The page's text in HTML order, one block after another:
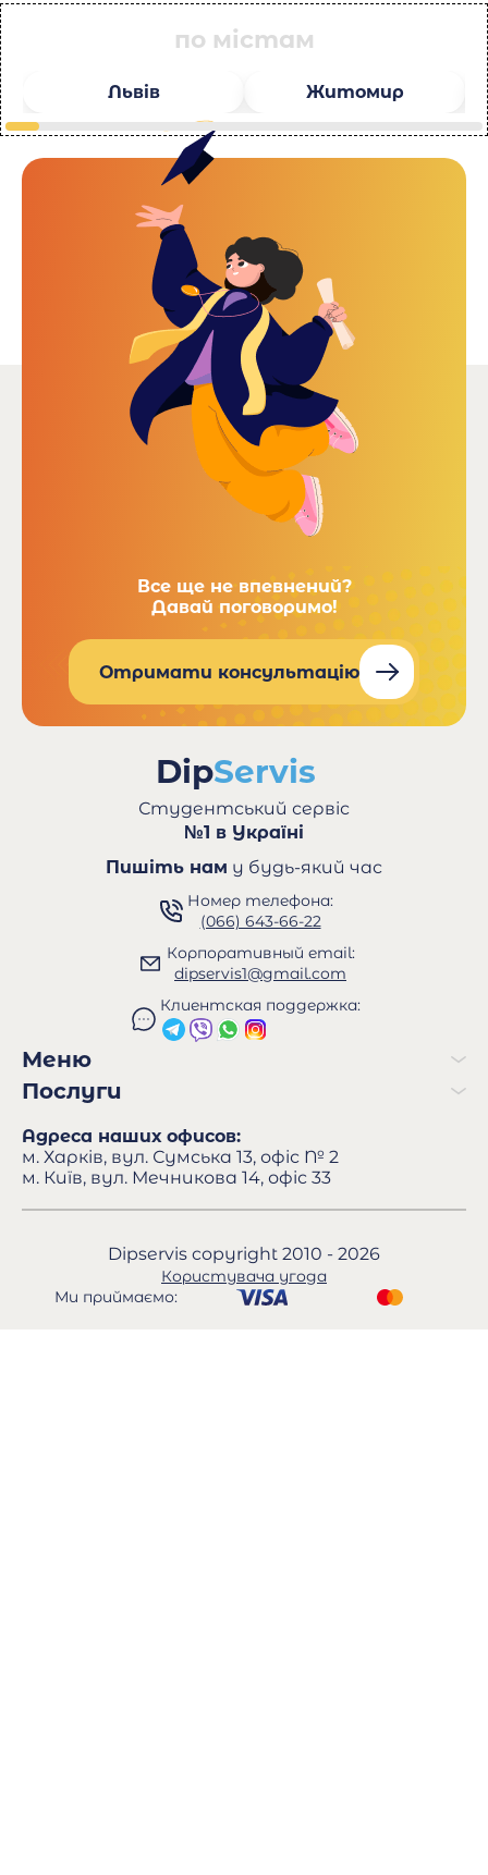
по містам
Львів Житомир
Все ще не впевнений?
Давай поговоримо!
Отримати консультацію
Студентський сервіс
№1 в Україні
Пишіть нам у будь-який час
Номер телефона:
(066) 643-66-22
Корпоративный email:
dipservis1@gmail.com
Клиентская поддержка:
Меню
Послуги
Адреса наших офисов:
м. Харків, вул. Сумська 13, офіс № 2
м. Київ, вул. Мечникова 14, офіс 33
Dipservis copyright 2010 - 2026
Користувача угода
Ми приймаємо: